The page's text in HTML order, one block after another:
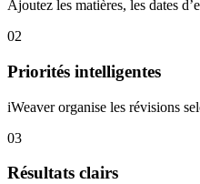
Ajoutez les matières, les dates
02
Priorités intelligentes
iWeaver organise les révisions
03
Résultats clairs